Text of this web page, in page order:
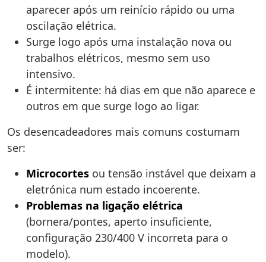
aparecer após um reinício rápido ou uma
oscilação elétrica.
Surge logo após uma instalação nova ou
trabalhos elétricos, mesmo sem uso
intensivo.
É intermitente: há dias em que não aparece e
outros em que surge logo ao ligar.
Os desencadeadores mais comuns costumam
ser:
Microcortes ou tensão instável que deixam a
eletrónica num estado incoerente.
Problemas na ligação elétrica
(bornera/pontes, aperto insuficiente,
configuração 230/400 V incorreta para o
modelo).